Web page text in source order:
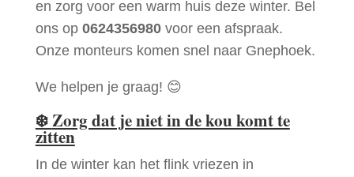
en zorg voor een warm huis deze winter. Bel
ons op 0624356980voor een afspraak.
Onze monteurs komen snel naar Gnephoek.
We helpen je graag! 😊
❄️Zorg dat je niet in de kou komt te
zitten
In de winter kan het flink vriezen in